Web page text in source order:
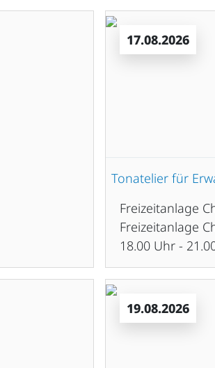
17.08.2026
Tonatelier für
Freizeitanlage
Freizeitanlage
18.00 Uhr -
19.08.2026